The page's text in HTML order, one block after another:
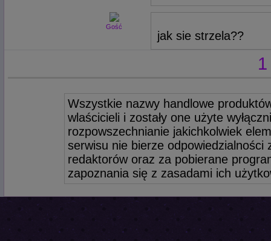
Gość
jak sie strzela??
1
Wszystkie nazwy handlowe
wlaścicieli i zostały one użyte
rozpowszechnianie jakichkolwiek
serwisu nie bierze odpowiedzialności
redaktorów oraz za pobierane
zapoznania się z zasadami ich